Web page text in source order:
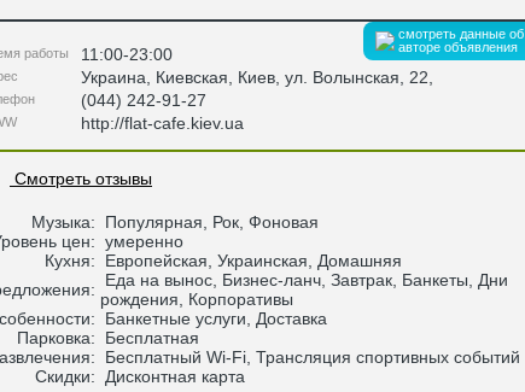
смотреть данные об
авторе объявления
работы 11:00-23:00
Украина Киевская , Киев, ул. Волынская, 22
(044) 242-91-27
http://flat-cafe.kiev.ua
Смотреть отзывы
Музыка:
Популярная, Рок, Фоновая
цен: умеренно
Кухня:
Европейская, Украинская, Домашняя
Еда на вынос, Бизнес-ланч, Завтрак, Банкеты, Дни
рождения, Корпоративы
Банкетные услуги, Доставка
Парковка:
Бесплатная
Бесплатный Wi-Fi, Трансляция спортивных событий
Скидки:
Дисконтная карта